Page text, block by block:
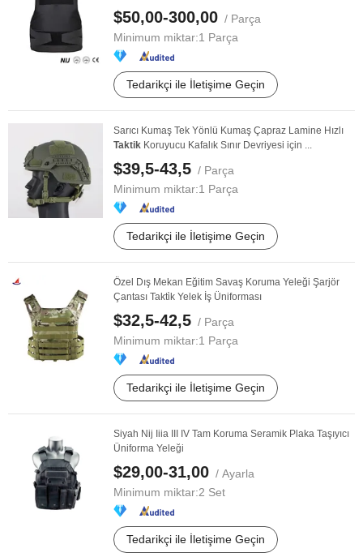
$50,00-300,00 / Parça
Minimum miktar:1 Parça
Tedarikçi ile İletişime Geçin
Sarıcı Kumaş Tek Yönlü Kumaş Çapraz Lamine Hızlı
Taktik Koruyucu Kafalık Sınır Devriyesi için ...
$39,5-43,5 / Parça
Minimum miktar:1 Parça
Tedarikçi ile İletişime Geçin
Özel Dış Mekan Eğitim Savaş Koruma Yeleği Şarjör
Çantası Takti̇k Yelek İş Üniforması
$32,5-42,5 / Parça
Minimum miktar:1 Parça
Tedarikçi ile İletişime Geçin
Siyah Nij Iiia III IV Tam Koruma Seramik Plaka Taşıyıcı
Üniforma Yeleği
$29,00-31,00 / Ayarla
Minimum miktar:2 Set
Tedarikçi ile İletişime Geçin